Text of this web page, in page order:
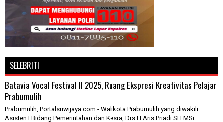
SELEBRITI
Batavia Vocal Festival II 2025, Ruang Ekspresi Kreativitas Pelajar
Prabumulih
Prabumulih, Portalsriwijaya.com - Walikota Prabumulih yang diwakili
Asisten I Bidang Pemerintahan dan Kesra, Drs H Aris Priadi SH MSi